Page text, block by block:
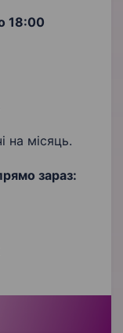
18:00
на місяць.
зараз: